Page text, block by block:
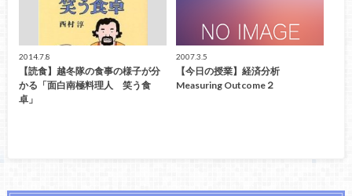
2014.7.8
【読食】越冬隊の食事の様子が分
かる「面白南極料理人 笑う食
卓」
2007.3.5
【今日の授業】経済分析
Measuring Outcome２